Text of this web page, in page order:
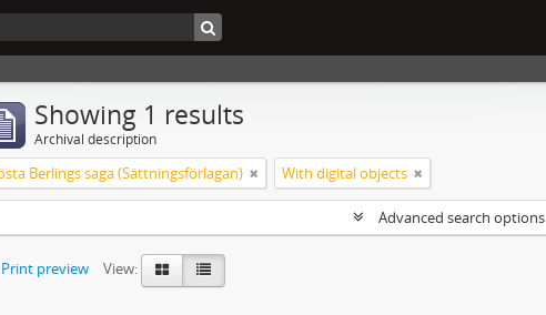
Showing 1 results
Archival description
Berlings saga (Sättningsförlagan) With digital objects
Advanced search options
Print preview
View: